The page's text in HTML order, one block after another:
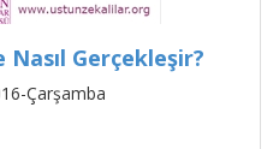
Gerçekleşir?
Çarşamba